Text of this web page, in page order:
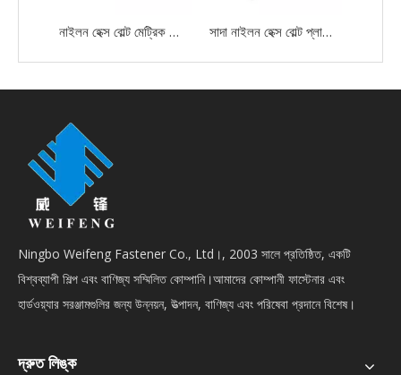
নাইলন হেক্স বোল্ট মেট্রিক থ্রেড প্লাস্টিক হেক্সাগন স্ক্রু কালো সাদা নাইলন হেক্স বোল্ট প্লাস্টিকের সম্পূর্ণ থ্রেড হেক্সাগন হেড বোল্ট
Ningbo Weifeng Fastener Co., Ltd।, 2003 সালে প্রতিষ্ঠিত, একটি
বিশ্বব্যাপী শিল্প এবং বাণিজ্য সম্মিলিত কোম্পানি।আমাদের কোম্পানী ফাস্টেনার এবং
হার্ডওয়্যার সরঞ্জামগুলির জন্য উন্নয়ন, উত্পাদন, বাণিজ্য এবং পরিষেবা প্রদানে বিশেষ।
দ্রুত লিঙ্ক